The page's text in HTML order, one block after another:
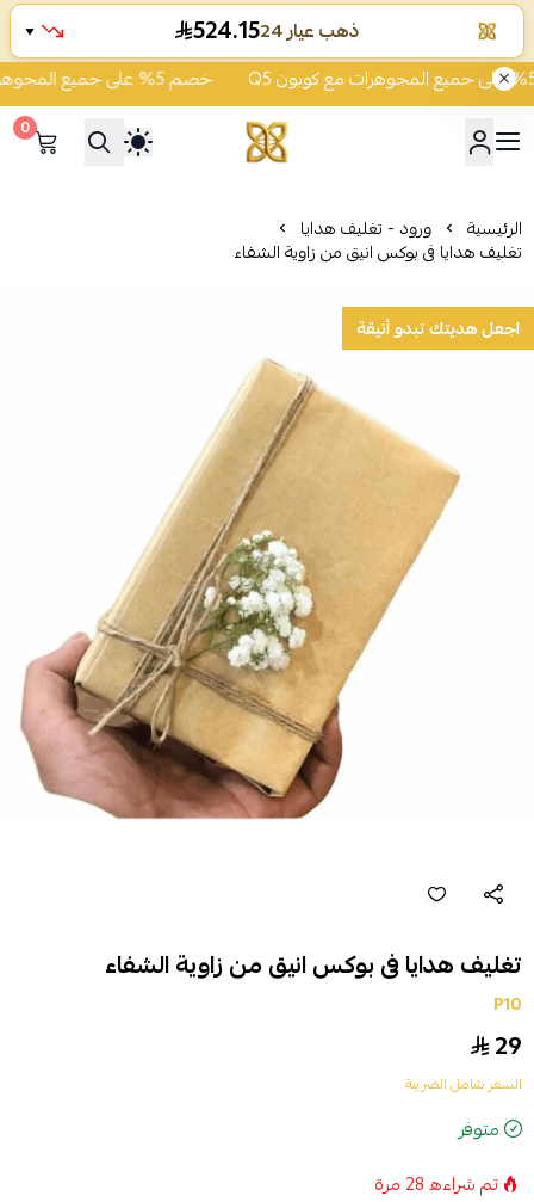
خصم 5% على جميع المجوهرات مع كوبون Q5
شركة قمة زاوية الشفاء
0
الرئيسية ورود - تغليف هدايا
تغليف هدايا فى بوكس انيق من زاوية الشفاء
اجعل هديتك تبدو أنيقة
تغليف هدايا فى بوكس انيق من زاوية الشفاء
P10
29
السعر شامل الضريبة
متوفر
تم شراءه28 مرة
ذهب عيار 24 524.15
▼